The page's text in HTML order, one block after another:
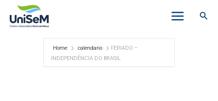
Home calendario
FERIADO –
INDEPENDÊNCIA DO BRASIL